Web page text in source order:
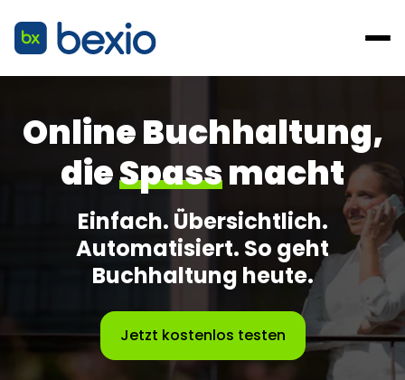
Online Buchhaltung,
dieSpassmacht
Einfach. Übersichtlich.
Automatisiert. So geht
Buchhaltung heute.
Jetzt kostenlos testen